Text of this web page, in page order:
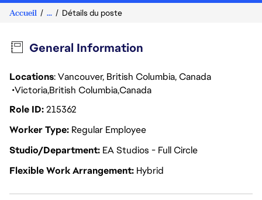
Accueil ... Détails du poste
General Information
Locations: Vancouver, British Columbia, Canada
VictoriaBritish ColumbiaCanada
Role ID215362
Worker Type Regular Employee
Studio/Department EA Studios - Full Circle
Flexible Work Arrangement Hybrid